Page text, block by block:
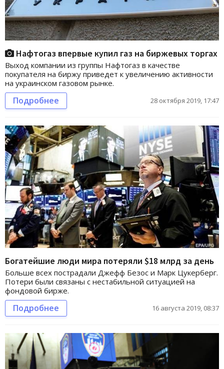
Нафтогаз впервые купил газ на биржевых торгах
Выход компании из группы Нафтогаз в качестве
покупателя на биржу приведет к увеличению активности
на украинском газовом рынке.
Подробнее 28 октября 2019, 17:47
Богатейшие люди мира потеряли $18 млрд за день
Больше всех пострадали Джефф Безос и Марк Цукерберг.
Потери были связаны с нестабильной ситуацией на
фондовой бирже.
Подробнее 16 августа 2019, 08:37